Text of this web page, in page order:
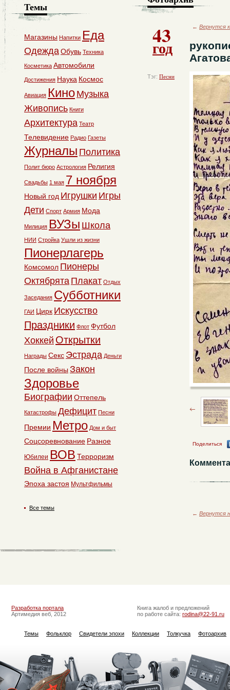
43
год
Тэг: Песни
← Вернутся
Поделиться
← Вернутся
Темы
Магазины Напитки Еда
ОдеждаОбувь Техника
Косметика Автомобили
Достижения Наука Космос
Авиация Кино Музыка
Живопись Книги
Архитектура Театр
Телевидение Радио Газеты
Журналы Политика
Полит бюро Астрология Религия
Свадьбы 1 мая 7 ноября
Новый год Игрушки Игры
Дети Спорт Армия Мода
Милиция ВУЗы Школа
НИИ Стройка Ушли из жизни
Пионерлагерь
Комсомол Пионеры
Октябрята Плакат Отдых
Заседания Субботники
ГАИ Цирк Искусство
Праздники Флот Футбол
Хоккей Открытки
Награды Секс Эстрада Деньги
После войны Закон
Здоровье
Биографии Оттепель
Катастрофы Дефицит Песни
Премии Метро Дом и быт
Соцсоревнование Разное
Юбилеи ВОВ Терроризм
Война в Афганистане
Эпоха застоя Мультфильмы
Все темы
Разработка портала
Артимедия веб, 2012
Книга жалоб и предложений
по работе сайта: rodina@22-91.ru
Темы Фольклор Свидетели эпохи Коллекции Толкучка Фотоархив